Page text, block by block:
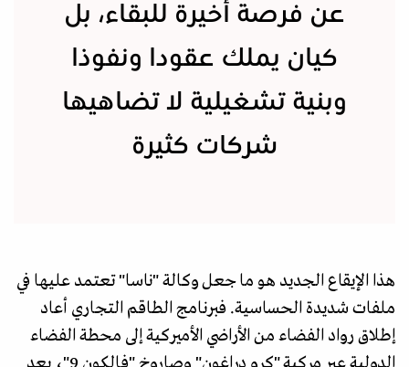
عن فرصة أخيرة للبقاء، بل
كيان يملك عقودا ونفوذا
وبنية تشغيلية لا تضاهيها
شركات كثيرة
هذا الإيقاع الجديد هو ما جعل وكالة "ناسا" تعتمد عليها في
ملفات شديدة الحساسية. فبرنامج الطاقم التجاري أعاد
إطلاق رواد الفضاء من الأراضي الأميركية إلى محطة الفضاء